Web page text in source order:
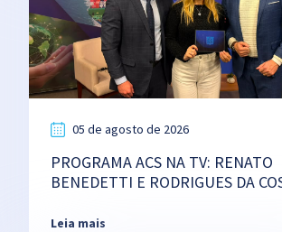
05 de agosto de 2026
PROGRAMA ACS NA TV: RENATO
BENEDETTI E RODRIGUES DA
Leia mais